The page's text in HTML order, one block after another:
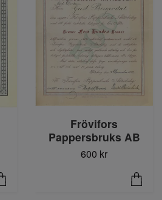
Frövifors
Pappersbruks AB
600 kr